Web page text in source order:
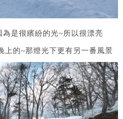
是很繽紛的光~所以很漂亮
上的~那燈光下更有另一番風景